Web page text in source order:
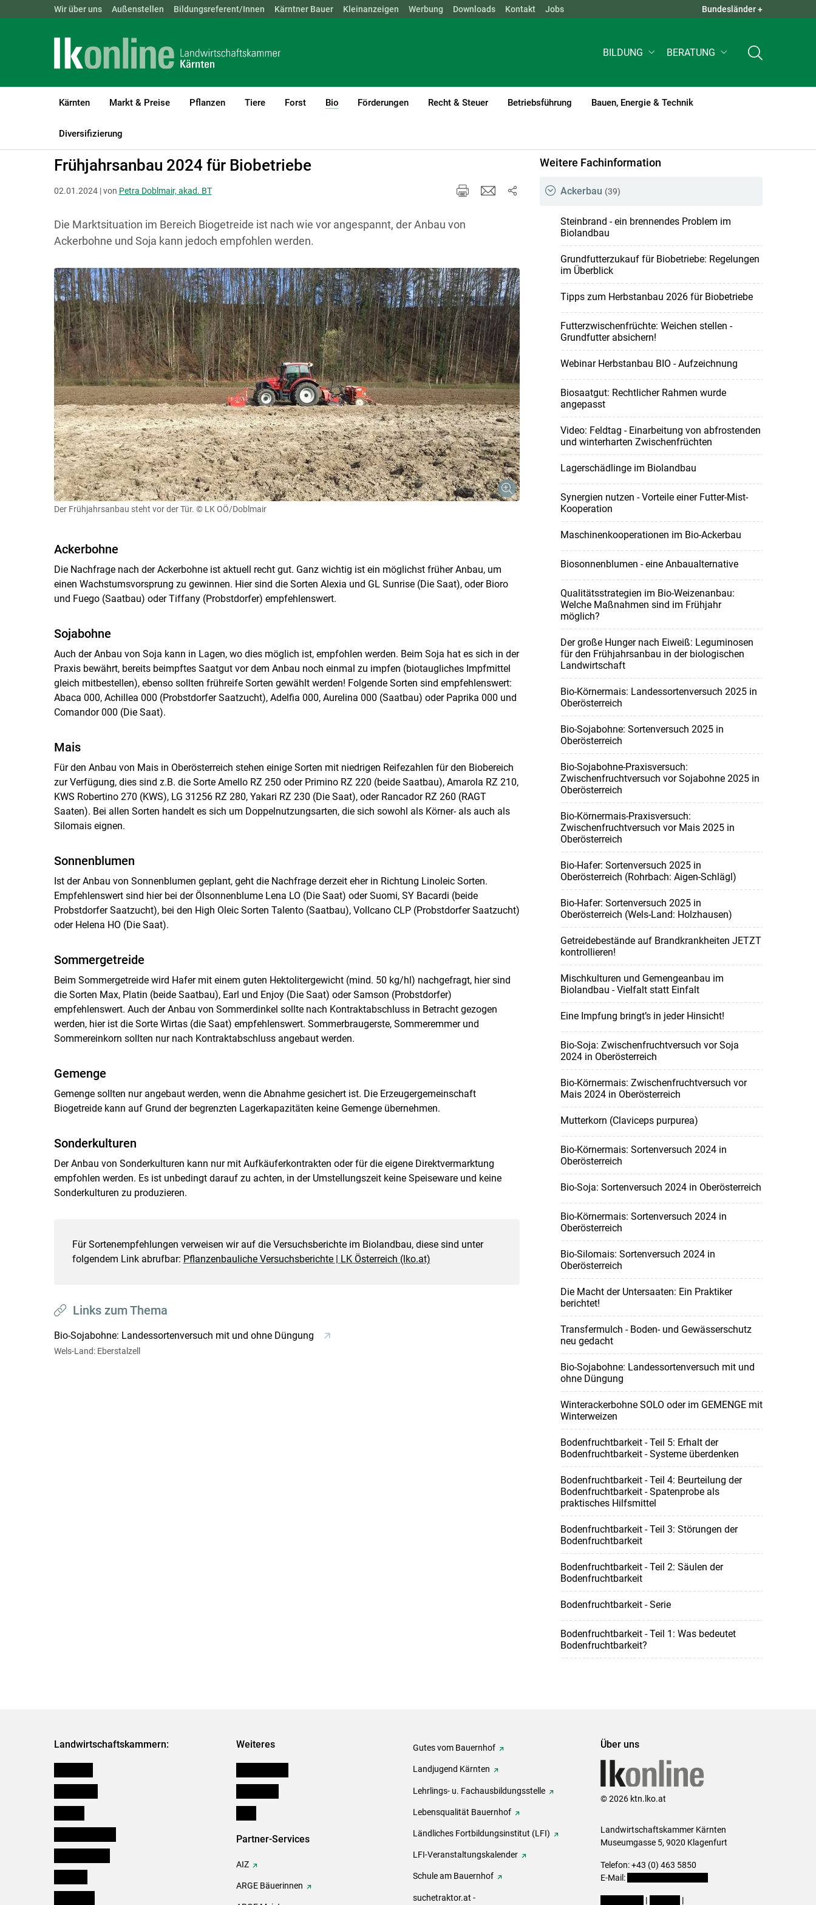
Landwirtschaftskammern: ÖSTERREICH BGLD KTN NÖ OÖ SBG STMK TIROL VBG WIEN QUICK LINKS +
Wir über uns Außenstellen Bildungsreferent/Innen Kärntner Bauer Kleinanzeigen Werbung Downloads Kontakt Jobs Bundesländer +
BILDUNG BERATUNG
Kärnten Markt & Preise Pflanzen Tiere Forst Bio
(current)1
Förderungen Recht & Steuer Betriebsführung Bauen, Energie & Technik
Diversifizierung
LK Kärnten Bio Biologischer Pflanzenbau
Frühjahrsanbau 2024 für Biobetriebe
02.01.2024 | von Petra Doblmair, akad. BT
Die Marktsituation im Bereich Biogetreide ist nach wie vor angespannt, der Anbau von
Ackerbohne und Soja kann jedoch empfohlen werden.
Der Frühjahrsanbau steht vor der Tür. © LK OÖ/Doblmair
Ackerbohne
Die Nachfrage nach der Ackerbohne ist aktuell recht gut. Ganz wichtig ist ein möglichst früher Anbau, um
einen Wachstumsvorsprung zu gewinnen. Hier sind die Sorten Alexia und GL Sunrise (Die Saat), oder Bioro
und Fuego (Saatbau) oder Tiffany (Probstdorfer) empfehlenswert.
Sojabohne
Auch der Anbau von Soja kann in Lagen, wo dies möglich ist, empfohlen werden. Beim Soja hat es sich in der
Praxis bewährt, bereits beimpftes Saatgut vor dem Anbau noch einmal zu impfen (biotaugliches Impfmittel
gleich mitbestellen), ebenso sollten frühreife Sorten gewählt werden! Folgende Sorten sind empfehlenswert:
Abaca 000, Achillea 000 (Probstdorfer Saatzucht), Adelfia 000, Aurelina 000 (Saatbau) oder Paprika 000 und
Comandor 000 (Die Saat).
Mais
Für den Anbau von Mais in Oberösterreich stehen einige Sorten mit niedrigen Reifezahlen für den Biobereich
zur Verfügung, dies sind z.B. die Sorte Amello RZ 250 oder Primino RZ 220 (beide Saatbau), Amarola RZ 210,
KWS Robertino 270 (KWS), LG 31256 RZ 280, Yakari RZ 230 (Die Saat), oder Rancador RZ 260 (RAGT
Saaten). Bei allen Sorten handelt es sich um Doppelnutzungsarten, die sich sowohl als Körner- als auch als
Silomais eignen.
Sonnenblumen
Ist der Anbau von Sonnenblumen geplant, geht die Nachfrage derzeit eher in Richtung Linoleic Sorten.
Empfehlenswert sind hier bei der Ölsonnenblume Lena LO (Die Saat) oder Suomi, SY Bacardi (beide
Probstdorfer Saatzucht), bei den High Oleic Sorten Talento (Saatbau), Vollcano CLP (Probstdorfer Saatzucht)
oder Helena HO (Die Saat).
Sommergetreide
Beim Sommergetreide wird Hafer mit einem guten Hektolitergewicht (mind. 50 kg/hl) nachgefragt, hier sind
die Sorten Max, Platin (beide Saatbau), Earl und Enjoy (Die Saat) oder Samson (Probstdorfer)
empfehlenswert. Auch der Anbau von Sommerdinkel sollte nach Kontraktabschluss in Betracht gezogen
werden, hier ist die Sorte Wirtas (die Saat) empfehlenswert. Sommerbraugerste, Sommeremmer und
Sommereinkorn sollten nur nach Kontraktabschluss angebaut werden.
Gemenge
Gemenge sollten nur angebaut werden, wenn die Abnahme gesichert ist. Die Erzeugergemeinschaft
Biogetreide kann auf Grund der begrenzten Lagerkapazitäten keine Gemenge übernehmen.
Sonderkulturen
Der Anbau von Sonderkulturen kann nur mit Aufkäuferkontrakten oder für die eigene Direktvermarktung
empfohlen werden. Es ist unbedingt darauf zu achten, in der Umstellungszeit keine Speiseware und keine
Sonderkulturen zu produzieren.
Für Sortenempfehlungen verweisen wir auf die Versuchsberichte im Biolandbau, diese sind unter
folgendem Link abrufbar: Pflanzenbauliche Versuchsberichte | LK Österreich (lko.at)
Links zum Thema
Bio-Sojabohne: Landessortenversuch mit und ohne Düngung
Wels-Land: Eberstalzell
Weitere Fachinformation
Ackerbau (39)
Steinbrand - ein brennendes Problem im
Biolandbau
Grundfutterzukauf für Biobetriebe: Regelungen
im Überblick
Tipps zum Herbstanbau 2026 für Biobetriebe
Futterzwischenfrüchte: Weichen stellen -
Grundfutter absichern!
Webinar Herbstanbau BIO - Aufzeichnung
Biosaatgut: Rechtlicher Rahmen wurde
angepasst
Video: Feldtag - Einarbeitung von abfrostenden
und winterharten Zwischenfrüchten
Lagerschädlinge im Biolandbau
Synergien nutzen - Vorteile einer Futter-Mist-
Kooperation
Maschinenkooperationen im Bio-Ackerbau
Biosonnenblumen - eine Anbaualternative
Qualitätsstrategien im Bio-Weizenanbau:
Welche Maßnahmen sind im Frühjahr
möglich?
Der große Hunger nach Eiweiß: Leguminosen
für den Frühjahrsanbau in der biologischen
Landwirtschaft
Bio-Körnermais: Landessortenversuch 2025 in
Oberösterreich
Bio-Sojabohne: Sortenversuch 2025 in
Oberösterreich
Bio-Sojabohne-Praxisversuch:
Zwischenfruchtversuch vor Sojabohne 2025 in
Oberösterreich
Bio-Körnermais-Praxisversuch:
Zwischenfruchtversuch vor Mais 2025 in
Oberösterreich
Bio-Hafer: Sortenversuch 2025 in
Oberösterreich (Rohrbach: Aigen-Schlägl)
Bio-Hafer: Sortenversuch 2025 in
Oberösterreich (Wels-Land: Holzhausen)
Getreidebestände auf Brandkrankheiten JETZT
kontrollieren!
Mischkulturen und Gemengeanbau im
Biolandbau - Vielfalt statt Einfalt
Eine Impfung bringt’s in jeder Hinsicht!
Bio-Soja: Zwischenfruchtversuch vor Soja
2024 in Oberösterreich
Bio-Körnermais: Zwischenfruchtversuch vor
Mais 2024 in Oberösterreich
Mutterkorn (Claviceps purpurea)
Bio-Körnermais: Sortenversuch 2024 in
Oberösterreich
Bio-Soja: Sortenversuch 2024 in Oberösterreich
Bio-Körnermais: Sortenversuch 2024 in
Oberösterreich
Bio-Silomais: Sortenversuch 2024 in
Oberösterreich
Die Macht der Untersaaten: Ein Praktiker
berichtet!
Transfermulch - Boden- und Gewässerschutz
neu gedacht
Bio-Sojabohne: Landessortenversuch mit und
ohne Düngung
Winterackerbohne SOLO oder im GEMENGE mit
Winterweizen
Bodenfruchtbarkeit - Teil 5: Erhalt der
Bodenfruchtbarkeit - Systeme überdenken
Bodenfruchtbarkeit - Teil 4: Beurteilung der
Bodenfruchtbarkeit - Spatenprobe als
praktisches Hilfsmittel
Bodenfruchtbarkeit - Teil 3: Störungen der
Bodenfruchtbarkeit
Bodenfruchtbarkeit - Teil 2: Säulen der
Bodenfruchtbarkeit
Bodenfruchtbarkeit - Serie
Bodenfruchtbarkeit - Teil 1: Was bedeutet
Bodenfruchtbarkeit?
Landwirtschaftskammern: Weiteres
Partner-Services
AIZ
ARGE Bäuerinnen
Gutes vom Bauernhof
Landjugend Kärnten
Lehrlings- u. Fachausbildungsstelle
Lebensqualität Bauernhof
Ländliches Fortbildungsinstitut (LFI)
LFI-Veranstaltungskalender
Schule am Bauernhof
suchetraktor.at -
Über uns
© 2026 ktn.lko.at
Landwirtschaftskammer Kärnten
Museumgasse 5, 9020 Klagenfurt
Telefon: +43 (0) 463 5850
E-Mail:
| |